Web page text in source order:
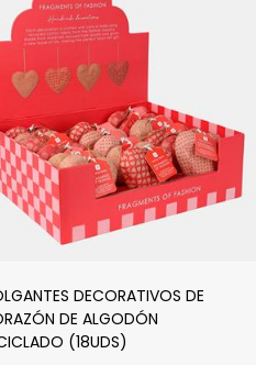
DECORATIVOS DE
DE ALGODÓN
(18UDS)